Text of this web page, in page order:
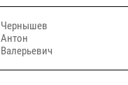
Чернышев
Антон
Валерьевич